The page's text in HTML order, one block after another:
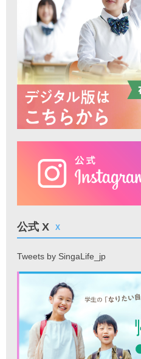
公式 X X
Tweets by SingaLife_jp